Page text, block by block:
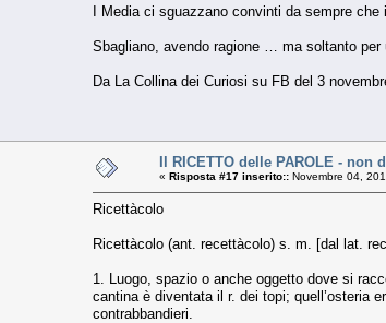
I Media ci sguazzano convinti da sempre
Sbagliano, avendo ragione … ma soltanto per
Da La Collina dei Curiosi su FB del 3
Il RICETTO delle PAROLE - non
« Risposta #17 inserito:: Novembre 04,
Ricettàcolo
Ricettàcolo (ant. recettàcolo) s. m. [dal lat.
1. Luogo, spazio o anche oggetto dove si
cantina è diventata il r. dei topi; quell’osteria
contrabbandieri.